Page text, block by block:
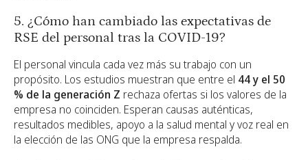
5. ¿Cómo han cambiado las expectativas de
RSE del personal tras la COVID-19?
El personal vincula cada vez más su trabajo con un
propósito. Los estudios muestran que entre el 44 y el 50
% de la generación Z rechaza ofertas si los valores de la
empresa no coinciden. Esperan causas auténticas,
resultados medibles, apoyo a la salud mental y voz real en
la elección de las ONG que la empresa respalda.